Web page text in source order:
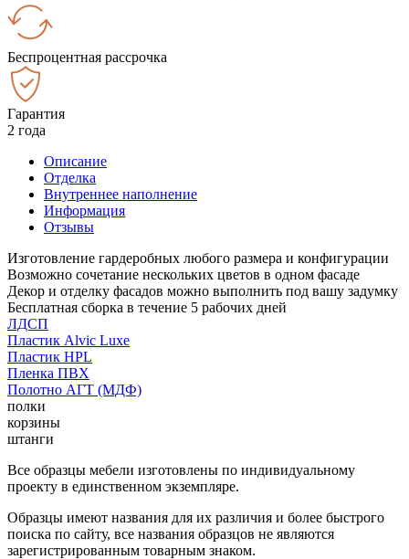
Беспроцентная рассрочка
Гарантия
2 года
Описание
Отделка
Внутреннее наполнение
Информация
Отзывы
Изготовление гардеробных любого размера и конфигурации
Возможно сочетание нескольких цветов в одном фасаде
Декор и отделку фасадов можно выполнить под вашу задумку
Бесплатная сборка в течение 5 рабочих дней
ЛДСП
Пластик Alvic Luxe
Пластик HPL
Пленка ПВХ
Полотно АГТ (МДФ)
полки
корзины
штанги
Все образцы мебели изготовлены по индивидуальному
проекту в единственном экземпляре.
Образцы имеют названия для их различия и более быстрого
поиска по сайту, все названия образцов не являются
зарегистрированным товарным знаком.